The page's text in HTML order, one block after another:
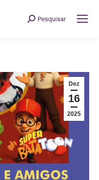
Search:
Pesquisar
Dez
16
2025